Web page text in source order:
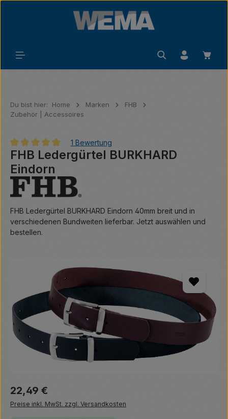
Zum Hauptinhalt springen
Du bist hier: Home Marken
FHB
Zubehör | Accessoires
Durchschnittliche Bewertung von 5 von 5 Sternen
1 Bewertung
FHB Ledergürtel BURKHARD
Eindorn
FHB Ledergürtel BURKHARD Eindorn 40mm breit und in
verschiedenen Bundweiten lieferbar. Jetzt auswählen und
bestellen.
Regulärer Preis:
22,49 €
Preise inkl. MwSt. zzgl. Versandkosten